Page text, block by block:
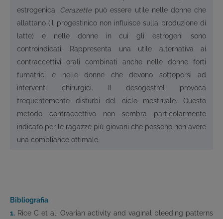
estrogenica, Cerazettepuò essere utile nelle donne che
allattano (il progestinico non influisce sulla produzione di
latte) e nelle donne in cui gli estrogeni sono
controindicati. Rappresenta una utile alternativa ai
contraccettivi orali combinati anche nelle donne forti
fumatrici e nelle donne che devono sottoporsi ad
interventi chirurgici. Il desogestrel provoca
frequentemente disturbi del ciclo mestruale. Questo
metodo contraccettivo non sembra particolarmente
indicato per le ragazze più giovani che possono non avere
una compliance ottimale.
Bibliografia
1. Rice C et al. Ovarian activity and vaginal bleeding patterns